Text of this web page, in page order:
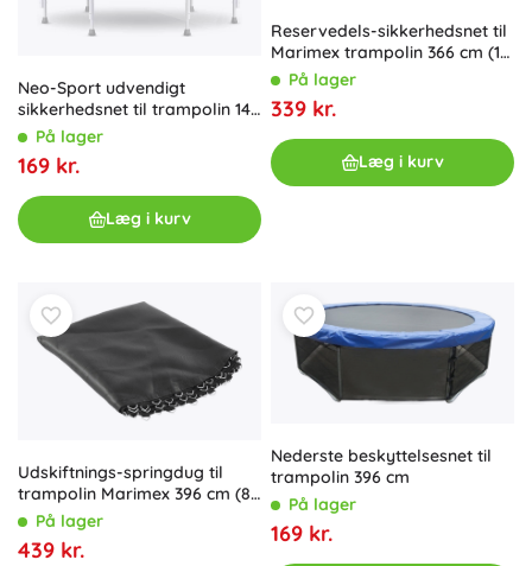
Neo-Sport udvendigt
sikkerhedsnet til trampolin 140
cm (4,5 ft) til 6 stolper
På lager
169 kr.
Læg i kurv
Reservedels-sikkerhedsnet til
Marimex trampolin 366 cm (12
ft) På lager
339 kr.
Læg i kurv
Udskiftnings-springdug til
trampolin Marimex 396 cm (80
fjedre, diameter 345 cm)
På lager
439 kr.
Nederste beskyttelsesnet til
trampolin 396 cm
På lager
169 kr.